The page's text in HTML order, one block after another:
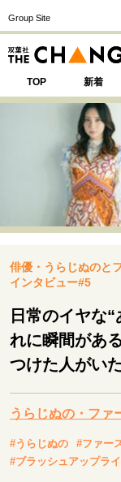
Group Site
TOP 新着
注目の記事
運命を変えた出会
未知への挑戦
表現者の葛藤
キャリア・働き方
セカンドキャリア
大人の学び直し
俳優・うらじぬのと
インタビュー#5
日常のイヤな
れに瞬間があ
つけた人がい
うらじぬの・ファ
#うらじぬの #ファー
#ブラッシュアップラ